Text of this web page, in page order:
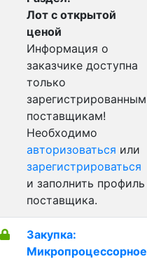
Лот с открытой
ценой
Информация о
заказчике доступна
только
зарегистрированным
поставщикам!
Необходимо
авторизоваться или
зарегистрироваться
и заполнить профиль
поставщика.
Закупка:
Микропроцессорное